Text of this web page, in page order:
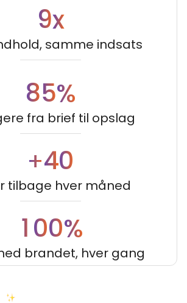
9x
samme indsats
85%
fra brief til opslag
+40
tilbage hver måned
100%
brandet, hver gang